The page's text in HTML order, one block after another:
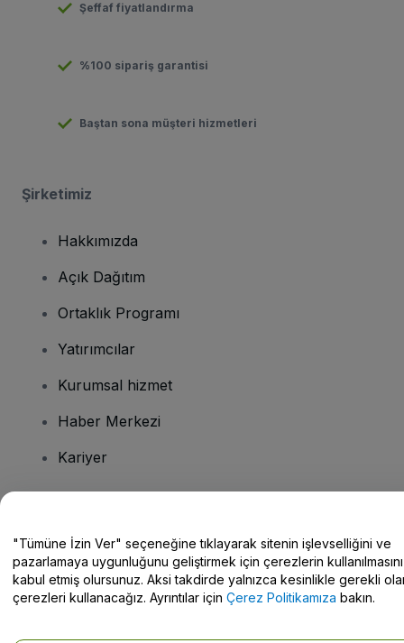
Şeffaf fiyatlandırma
%100 sipariş garantisi
Baştan sona müşteri hizmetleri
Şirketimiz
Hakkımızda
Açık Dağıtım
Ortaklık Programı
Yatırımcılar
Kurumsal hizmet
Haber Merkezi
Kariyer
Yardım Merkezi / Bize Ulaşın
"Tümüne İzin Ver" seçeneğine tıklayarak sitenin işlevselliğini ve
pazarlamaya uygunluğunu geliştirmek için çerezlerin kullanılmasını
kabul etmiş olursunuz. Aksi takdirde yalnızca kesinlikle gerekli
çerezleri kullanacağız. Ayrıntılar için Çerez Politikamıza bakın.